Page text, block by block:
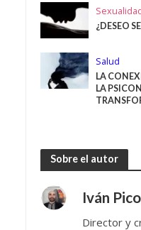
¿DESEO
Salud
LA
LA
Sobre el autor
Iván Pico
Director y